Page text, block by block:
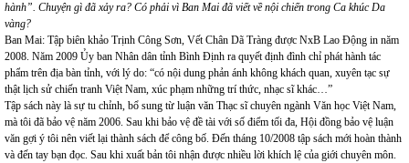
hành”. Chuyện gì đã xảy ra? Có phải vì Ban Mai đã viết về nội chiến trong Ca khúc Da
vàng?
Ban Mai: Tập biên khảo Trịnh Công Sơn, Vết Chân Dã Tràng được NxB Lao Động in năm
2008. Năm 2009 Ủy ban Nhân dân tỉnh Bình Định ra quyết định đình chỉ phát hành tác
phẩm trên địa bàn tỉnh, với lý do: “có nội dung phản ánh không khách quan, xuyên tạc sự
thật lịch sử chiến tranh Việt Nam, xúc phạm những trí thức, nhạc sĩ khác…”
Tập sách này là sự tu chỉnh, bổ sung từ luận văn Thạc sĩ chuyên ngành Văn học Việt Nam,
mà tôi đã bảo vệ năm 2006. Sau khi bảo vệ đề tài với số điểm tối đa, Hội đồng bảo vệ luận
văn gợi ý tôi nên viết lại thành sách để công bố. Đến tháng 10/2008 tập sách mới hoàn thành
và đến tay bạn đọc. Sau khi xuất bản tôi nhận được nhiều lời khích lệ của giới chuyên môn.